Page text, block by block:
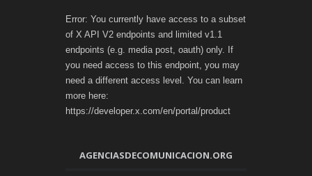
Error: You currently have access to a subset
of X API V2 endpoints and limited v1.1
endpoints (e.g. media post, oauth) only. If
you need access to this endpoint, you may
need a different access level. You can learn
more here:
https://developer.x.com/en/portal/product
AGENCIASDECOMUNICACION.ORG